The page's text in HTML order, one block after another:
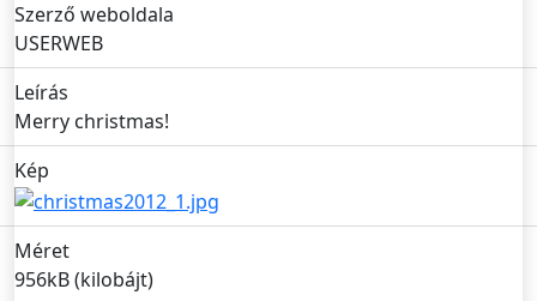
Szerző weboldala
USERWEB
Leírás
Merry christmas!
Kép
Méret
956kB (kilobájt)